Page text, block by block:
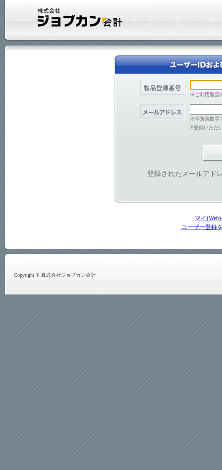
※ご利用製品
※半角英数字
※登録いただ
登録されたメールアド
マイ
ユーザー登録
Copyright © 株式会社ジョブカン会計